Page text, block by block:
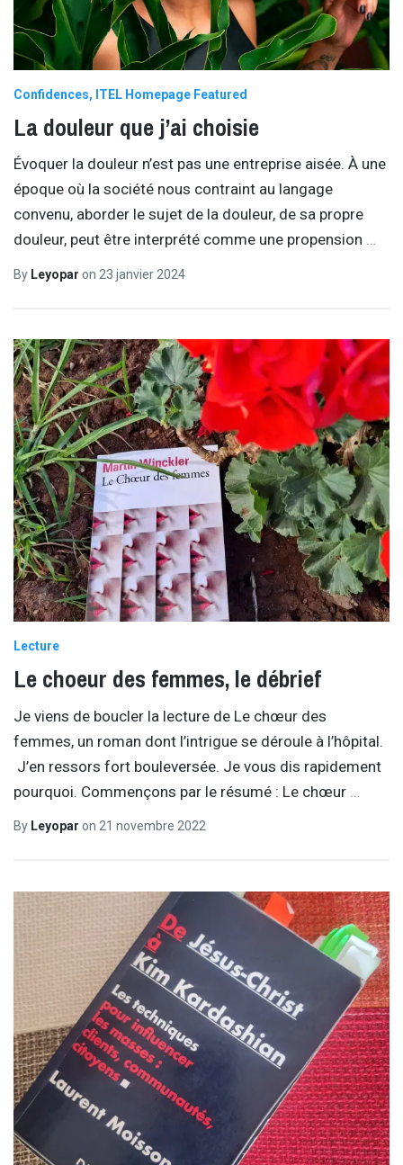
Confidences ITEL Homepage Featured
La douleur que j’ai choisie
Évoquer la douleur n’est pas une entreprise aisée. À une
époque où la société nous contraint au langage
convenu, aborder le sujet de la douleur, de sa propre
douleur, peut être interprété comme une propension …
By Leyopar on 23 janvier 2024
Lecture
Le choeur des femmes, le débrief
Je viens de boucler la lecture de Le chœur des
femmes, un roman dont l’intrigue se déroule à l’hôpital.
J’en ressors fort bouleversée. Je vous dis rapidement
pourquoi. Commençons par le résumé : Le chœur
By Leyopar on 21 novembre 2022